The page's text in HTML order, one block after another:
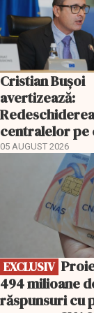
Cristian Bușoi
avertizează:
centralelor pe
poate costa
peste un
05 AUGUST 2026
EXCLUSIV
EXCLUSIV Proiect de
494 milioane
răspunsuri cu